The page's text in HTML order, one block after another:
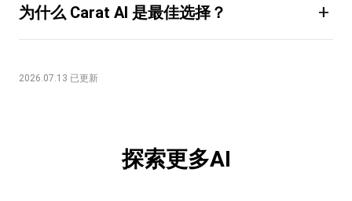
为什么 Carat AI 是最佳选择？ +
2026.07.13 已更新
探索更多AI